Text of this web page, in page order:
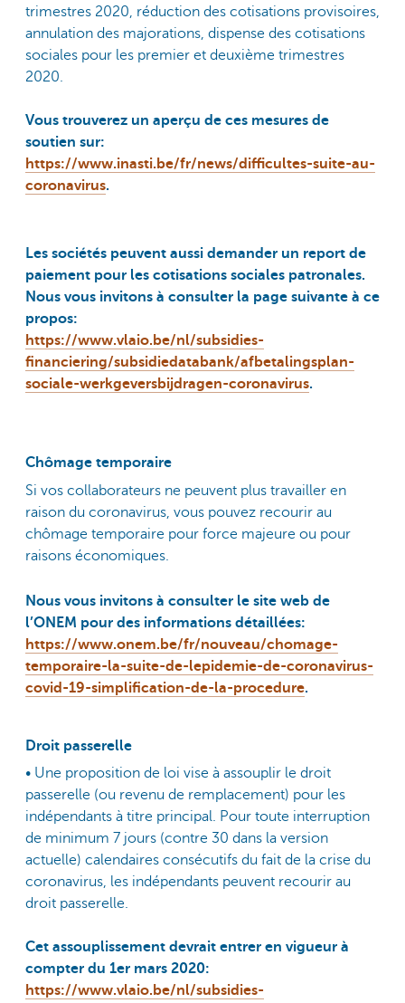
trimestres 2020, réduction des cotisations provisoires,
annulation des majorations, dispense des cotisations
sociales pour les premier et deuxième trimestres
2020.
Vous trouverez un aperçu de ces mesures de
soutien sur:
https://www.inasti.be/fr/news/difficultes-suite-au-
coronavirus.
Les sociétés peuvent aussi demander un report de
paiement pour les cotisations sociales patronales.
Nous vous invitons à consulter la page suivante à ce
propos:
https://www.vlaio.be/nl/subsidies-
financiering/subsidiedatabank/afbetalingsplan-
sociale-werkgeversbijdragen-coronavirus.
Chômage temporaire
Si vos collaborateurs ne peuvent plus travailler en
raison du coronavirus, vous pouvez recourir au
chômage temporaire pour force majeure ou pour
raisons économiques.
Nous vous invitons à consulter le site web de
l’ONEM pour des informations détaillées:
https://www.onem.be/fr/nouveau/chomage-
temporaire-la-suite-de-lepidemie-de-coronavirus-
covid-19-simplification-de-la-procedure.
Droit passerelle
• Une proposition de loi vise à assouplir le droit
passerelle (ou revenu de remplacement) pour les
indépendants à titre principal. Pour toute interruption
de minimum 7 jours (contre 30 dans la version
actuelle) calendaires consécutifs du fait de la crise du
coronavirus, les indépendants peuvent recourir au
droit passerelle.
Cet assouplissement devrait entrer en vigueur à
compter du 1er mars 2020:
https://www.vlaio.be/nl/subsidies-